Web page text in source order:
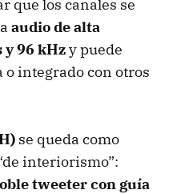
que los canales se
audio de alta
y 96 kHzy puede
integrado con otros
se queda como
interiorismo”:
tweeter con guía